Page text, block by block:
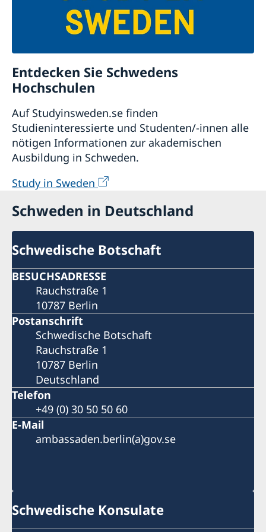
des internationalen Privat- und
Verfahrensrechtes des jeweiligen Landes. Laut
seinem letzten gewöhnlichen Aufenthalt das
Recht des Staates Anwendung, dessen
Staatsbürgerschaft der Erblasser besaß.
Nachlassaufstellung /
Nachlassinventarverzeichnis
Informationen zum Nachlass-
Nachlassaufstellung in Schweden finden Sie in
diesen Dokumenten:
Nachlass_in_Schweden.PDF
Nachlassverzeichnis.PDF
Entdecken Sie Schwedens
Hochschulen
Auf Studyinsweden.se finden
Studieninteressierte und Studenten/-innen alle
nötigen Informationen zur akademischen
Ausbildung in Schweden.
Study in Sweden
Schweden in Deutschland
Schwedische Botschaft
BESUCHSADRESSE
Rauchstraße 1
10787 Berlin
Postanschrift
Schwedische Botschaft
Rauchstraße 1
10787 Berlin
Deutschland
Telefon
+49 (0) 30 50 50 60
E-Mail
ambassaden.berlin(a)gov.se
Schwedische Konsulate